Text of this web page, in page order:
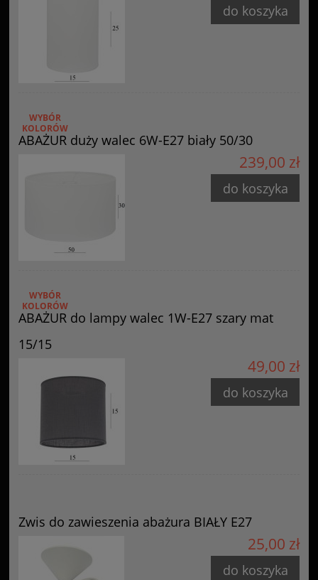
do koszyka
ABAŻUR duży walec 6W-E27 biały 50/30
WYBÓR
KOLORÓW
239,00 zł
do koszyka
ABAŻUR do lampy walec 1W-E27 szary mat
15/15
WYBÓR
KOLORÓW
49,00 zł
do koszyka
Zwis do zawieszenia abażura BIAŁY E27
25,00 zł
do koszyka